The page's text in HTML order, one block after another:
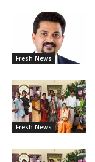
Fresh News
Fresh News